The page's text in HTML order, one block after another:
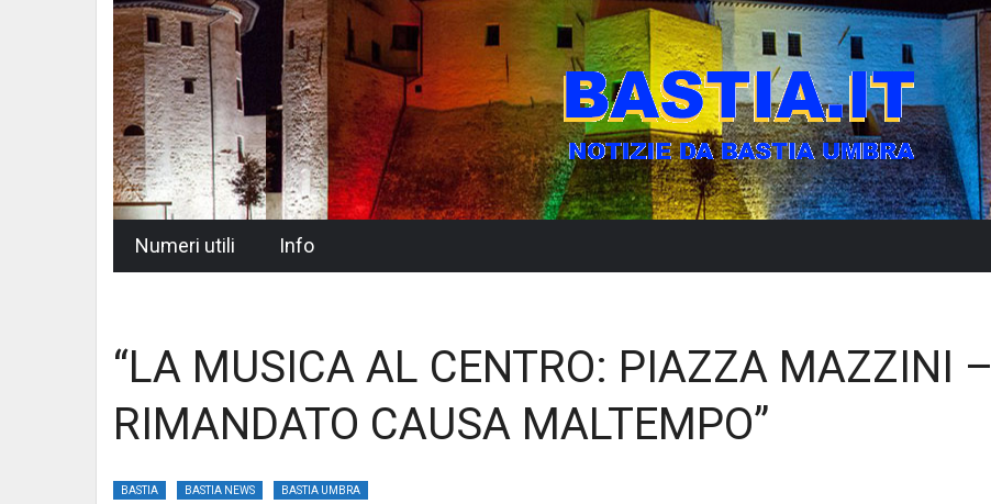
Numeri utili Info
“LA MUSICA AL CENTRO: PIAZZA MAZZINI –
RIMANDATO CAUSA MALTEMPO”
BASTIA BASTIA NEWS BASTIA UMBRA